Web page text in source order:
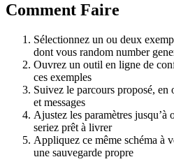
Comment Faire
Sélectionnez un ou deux
dont vous random number
Ouvrez un outil en ligne de
ces exemples
Suivez le parcours proposé, en
et messages
Ajustez les paramètres jusqu’à
seriez prêt à livrer
Appliquez ce même schéma à
une sauvegarde propre